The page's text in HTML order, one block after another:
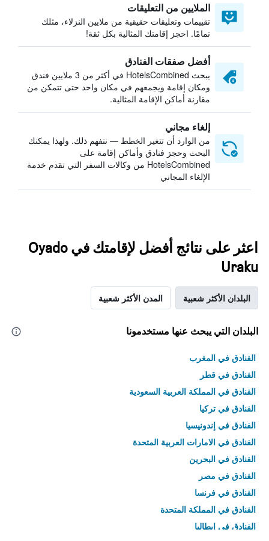
الملايين من التعليقات
تقييمات وتعليقات حقيقية من ملايين النزلاء، مثلك
تمامًا. احجز إقامتك المثالية بكل ثقة!
أفضل صفقات الفنادق
يبحث HotelsCombined في أكثر من 3 ملايين فندق
ومكان إقامة ويجمعهم في مكان واحد حتى تتمكن من
مقارنة أماكن الإقامة المثالية.
إلغاء مجاني
من الوارد أن تتغير الخطط — نتفهم ذلك. ولهذا يمكنك
البحث وحجز فنادق وأماكن إقامة على
HotelsCombined من وكالات السفر التي تقدم خدمة
الإلغاء المجاني
اعثر على نتائج أفضل لإقامتك في Oyado
Uraku
البلدان الأكثر شعبية المدن الأكثر شعبية
البلدان التي يبحث عنها مستخدمونا
الفنادق في المغرب
الفنادق في قطر
الفنادق في المملكة العربية السعودية
الفنادق في تركيا
الفنادق في إندونيسيا
الفنادق في الامارات العربية المتحدة
الفنادق في البحرين
الفنادق في مصر
الفنادق في فرنسا
الفنادق في المملكة المتحدة
الفنادق في إيطاليا